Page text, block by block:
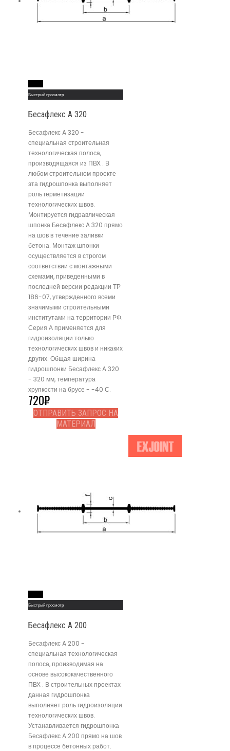
Быстрый просмотр
Бесафлекс A 320
Бесафлекс A 320 -
специальная строительная
технологическая полоса,
производящаяся из ПВХ . В
любом строительном проекте
эта гидрошпонка выполняет
роль герметизации
технологических швов.
Монтируется гидравлическая
шпонка Бесафлекс A 320 прямо
на шов в течение заливки
бетона. Монтаж шпонки
осуществляется в строгом
соответствии с монтажными
схемами, приведенными в
последней версии редакции ТР
186-07, утвержденного всеми
значимыми строительными
институтами на территории РФ.
Серия А применяется для
гидроизоляции только
технологических швов и никаких
других. Общая ширина
гидрошпонки Бесафлекс A 320
- 320 мм, температура
хрупкости на брусе - -40 С.
720₽
ОТПРАВИТЬ ЗАПРОС НА
МАТЕРИАЛ
Быстрый просмотр
Бесафлекс A 200
Бесафлекс A 200 -
специальная технологическая
полоса, производимая на
основе высококачественного
ПВХ . В строительных проектах
данная гидрошпонка
выполняет роль гидроизоляции
технологических швов.
Устанавливается гидрошпонка
Бесафлекс A 200 прямо на шов
в процессе бетонных работ.